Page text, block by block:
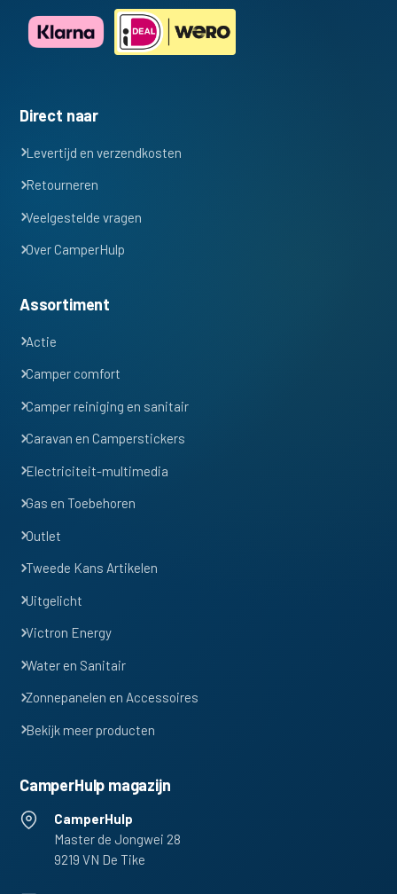
Direct naar
Levertijd en verzendkosten
Retourneren
Veelgestelde vragen
Over CamperHulp
Assortiment
Actie
Camper comfort
Camper reiniging en sanitair
Caravan en Camperstickers
Electriciteit-multimedia
Gas en Toebehoren
Outlet
Tweede Kans Artikelen
Uitgelicht
Victron Energy
Water en Sanitair
Zonnepanelen en Accessoires
Bekijk meer producten
CamperHulp magazijn
CamperHulp
Master de Jongwei 28
9219 VN De Tike